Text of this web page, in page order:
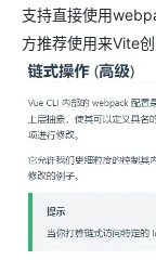
支持直接使用
方推荐使用来Vite创